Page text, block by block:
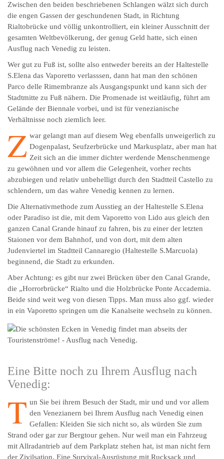
Zwischen den beiden beschriebenen Schlangen wälzt sich durch
die engen Gassen der geschundenen Stadt, in Richtung
Rialtobrücke und völlig unkontrolliert, ein kleiner Ausschnitt der
gesamten Weltbevölkerung, der genug Geld hatte, sich einen
Ausflug nach Venedig zu leisten.
Wer gut zu Fuß ist, sollte also entweder bereits an der Haltestelle
S.Elena das Vaporetto verlasssen, dann hat man den schönen
Parco delle Rimembranze als Ausgangspunkt und kann sich der
Stadtmitte zu Fuß nähern. Die Promenade ist weitläufig, führt am
Gelände der Biennale vorbei, und ist für venezianische
Verhältnisse noch ziemlich leer.
Z war gelangt man auf diesem Weg ebenfalls unweigerlich zu
Dogenpalast, Seufzerbrücke und Markusplatz, aber man hat
Zeit sich an die immer dichter werdende Menschenmenge
zu gewöhnen und vor allem die Gelegenheit, vorher rechts
abzubiegen und relativ unbehelligt durch den Stadtteil Castello zu
schlendern, um das wahre Venedig kennen zu lernen.
Die Alternativmethode zum Ausstieg an der Haltestelle S.Elena
oder Paradiso ist die, mit dem Vaporetto von Lido aus gleich den
ganzen Canal Grande hinauf zu fahren, bis zu einer der letzten
Staionen vor dem Bahnhof, und von dort, mit dem alten
Judenviertel im Stadtteil Cannaregio (Haltestelle S.Marcuola)
beginnend, die Stadt zu erkunden.
Aber Achtung: es gibt nur zwei Brücken über den Canal Grande,
die „Horrorbrücke“ Rialto und die Holzbrücke Ponte Accademia.
Beide sind weit weg von diesen Tipps. Man muss also ggf. wieder
in ein Vaporetto springen um die Kanalseite wechseln zu können.
Eine Bitte noch zu Ihrem Ausflug nach
Venedig:
T un Sie bei ihrem Besuch der Stadt, mir und und vor allem
den Venezianern bei Ihrem Ausflug nach Venedig einen
Gefallen: Kleiden Sie sich nicht so, als würden Sie zum
Strand oder gar zur Bergtour gehen. Nur weil man ein Fahrzeug
mit Allradantrieb auf dem Parkplatz stehen hat, ist man nicht fern
der Zivilsation. Eine Survival-Ausrüstung mit Rucksack und